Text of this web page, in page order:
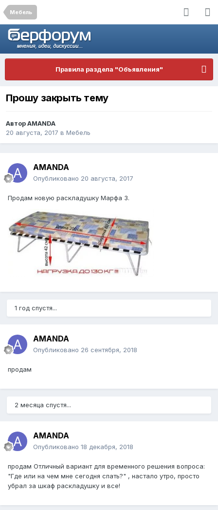
Мебель
Правила раздела "Объявления"
Прошу закрыть тему
АвторAMANDA
20 августа, 2017 в Мебель
AMANDA
Опубликовано 20 августа, 2017
Продам новую раскладушку Марфа 3.
1 год спустя...
AMANDA
Опубликовано 26 сентября, 2018
продам
2 месяца спустя...
AMANDA
Опубликовано 18 декабря, 2018
продам Отличный вариант для временного решения вопроса:
"Где или на чем мне сегодня спать?" , настало утро, просто
убрал за шкаф раскладушку и все!